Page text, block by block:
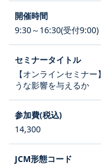
9:30～16:30(受付9:00)
【オンラインセミナ
うな影響を与えるか
14,300